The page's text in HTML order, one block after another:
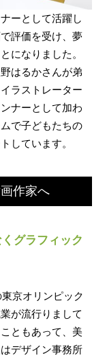
ーとして活躍し
評価を受け、夢
になりました。
はるかさんが弟
ラストレーター
ナーとして加わ
で子どもたちの
しています。
作家へ
グラフィック
京オリンピック
が流行りまして
ともあって、美
デザイン事務所